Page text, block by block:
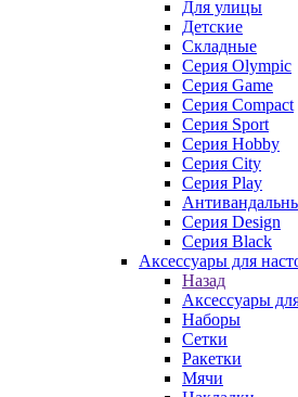
Для улицы
Детские
Складные
Серия Olympic
Серия Game
Серия Compact
Серия Sport
Серия Hobby
Серия City
Серия Play
Серия Design
Серия Black
Аксессуары для
Назад
Аксессуары
Наборы
Сетки
Ракетки
Мячи